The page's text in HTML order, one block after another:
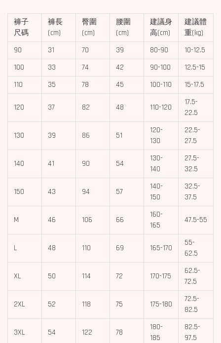
褲子
尺碼
褲長
(cm)
臀圍
(cm)
腰圍
(cm)
建議身
高(cm)
建議體
重(kg)
90
31 70 39 80-90
10-12.5
100
33 74 42 90-100
12.5-15
110
35 78 45 100-110 15-17.5
120 37 82 48 110-120
17.5-
22.5
130 39 86 51
120-
130
22.5-
27.5
140 41 90 54
130-
140
27.5-
32.5
150 43 94 57
140-
150
32.5-
37.5
M 46 106 66
160-
165
47.5-55
L 48 110 69 165-170
55-
62.5
XL 50 114 72 170-175
62.5-
72.5
2XL 52 118 75 175-180
72.5-
82.5
3XL 54 122 78
180-
185
82.5-
97.5